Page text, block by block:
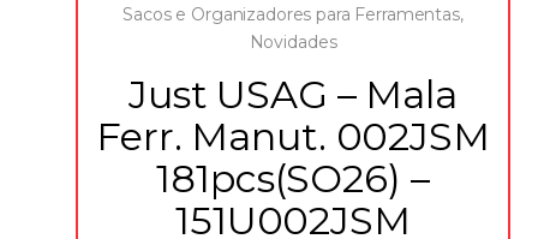
Sacos e Organizadores para Ferramentas,
Novidades
Just USAG – Mala
Ferr. Manut. 002JSM
181pcs(SO26) –
151U002JSM